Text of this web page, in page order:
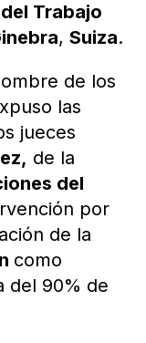
Trabajo
, Suiza.
de los
las
jueces
de la
del
por
de la
como
del 90% de